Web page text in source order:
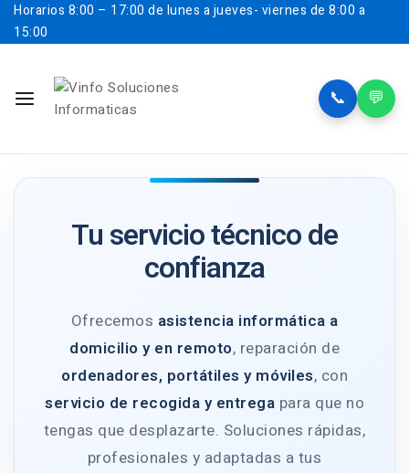
Horarios 8:00 – 17:00 de lunes a jueves- viernes de 8:00 a
15:00
📞 💬
Tu servicio técnico de
confianza
Ofrecemos asistencia informática a
domicilio y en remoto, reparación de
ordenadores, portátiles y móviles, con
servicio de recogida y entrega para que no
tengas que desplazarte. Soluciones rápidas,
profesionales y adaptadas a tus